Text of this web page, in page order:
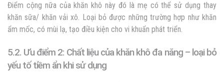
Điểm cộng nữa của khăn khô này đó là mẹ có thể sử dụng thay
khăn sữa/ khăn vải xô. Loại bỏ được những trường hợp như khăn
ẩm mốc, có mùi lạ, tạo điều kiện cho vi khuẩn phát triển.
5.2. Ưu điểm 2: Chất liệu của khăn khô đa năng – loại bỏ
yếu tố tiềm ẩn khi sử dụng